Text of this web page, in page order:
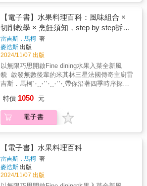
的實用指南。※本書下冊主題為：瓜類、豆
類、果實、馬鈴薯與根莖篇
啡MILK-TEA 奶茶MILK / JUICE / ADE 牛奶 /
果汁 / 氣泡飲SMOOTHIE 果昔ICE FLAKES
刨冰◎ BRUNCHSOUP 湯SALAD 沙拉BUGER
漢堡SANDWICH 三明治BURRITO 墨西哥捲餅
TOAST / PIZZA 吐司 / 披薩◎
DESSERTCOOKIE 餅乾MUFFIN 馬芬SCONE
司康BROWNIES 布朗尼TIRAMISU 提拉米蘇
PUDDING 布丁「雖然是全素的蔬食料理，但
卻能有許多不同種變化！」
【電子書】水果料理百科：風味組合 ×
切削教學 × 烹飪須知，step by step拆解
130道米其林星級食譜技藝
雷吉斯．馬柯 著
麥浩斯 出版
2024/11/07 出版
以無限巧思開啟Fine dining水果入菜全新風
貌 啟發無數後輩的米其林三星法國傳奇主廚雷
吉斯．馬柯⋱⋰⋱⋰⋱帶你沿著四季時序探索
⋰⋱⋰⋱⋰2005年摘下米其林三星蟬聯至今法
國博古斯世界烹飪大賽金獎（Bocuse d’Or）入
選《Le Chef》「世界百大主廚」名單（100
——最高榮譽五頂廚師帽評鑑料理之前，首先
是食材特性理解——融入水果元素，將美味提
升另一層次本書將介紹各季盛產的水果種類，
帶您認識其中富含的營養價值、如何挑選與保
存等基礎概念，圖解前置處理步驟與切削教
特價 1050 元
電子書
【電子書】水果料理百科
雷吉斯．馬柯 著
麥浩斯 出版
2024/11/07 出版